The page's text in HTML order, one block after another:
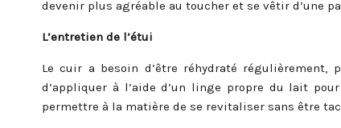
devenir plus agréable au toucher et se vêtir d’une
L’entretien de l’étui
Le cuir a besoin d’être réhydraté
d’appliquer à l’aide d’un linge propre du lait
permettre à la matière de se revitaliser sans être